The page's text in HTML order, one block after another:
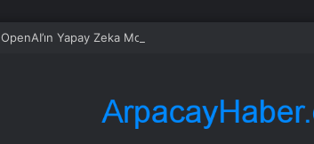
OpenAI’ın Yapay Zeka Modeli Güvenlik Testinde